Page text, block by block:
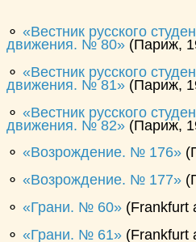
⚬
Вестник русского
движения. № 80
(Париж,
⚬
Вестник русского
движения. № 81
(Париж,
⚬
Вестник русского
движения. № 82
(Париж,
⚬
Возрождение. № 176
⚬
Возрождение. № 177
⚬
Грани. № 60
(Frankfurt
⚬
Грани. № 61
(Frankfurt